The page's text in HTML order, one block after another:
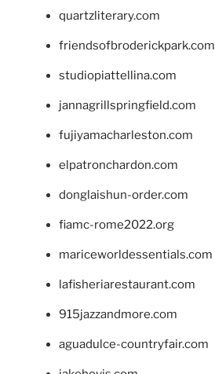
quartzliterary.com
friendsofbroderickpark.com
studiopiattellina.com
jannagrillspringfield.com
fujiyamacharleston.com
elpatronchardon.com
donglaishun-order.com
fiamc-rome2022.org
mariceworldessentials.com
lafisheriarestaurant.com
915jazzandmore.com
aguadulce-countryfair.com